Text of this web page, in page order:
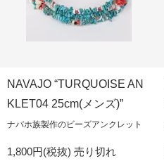
NAVAJO “TURQUOISE AN
KLET04 25cm(メンズ)”
ナバホ族製作のビーズアンクレット
1,800円(税抜) 売り切れ